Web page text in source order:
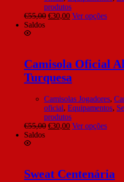
produtos
€55,00 €30,00 Ver opções
Saldos
Camisola Oficial
Turquesa
Camisolas Jogadores,
oficial, Equipamentos,
produtos
€55,00 €30,00 Ver opções
Saldos
Sweat Centenária